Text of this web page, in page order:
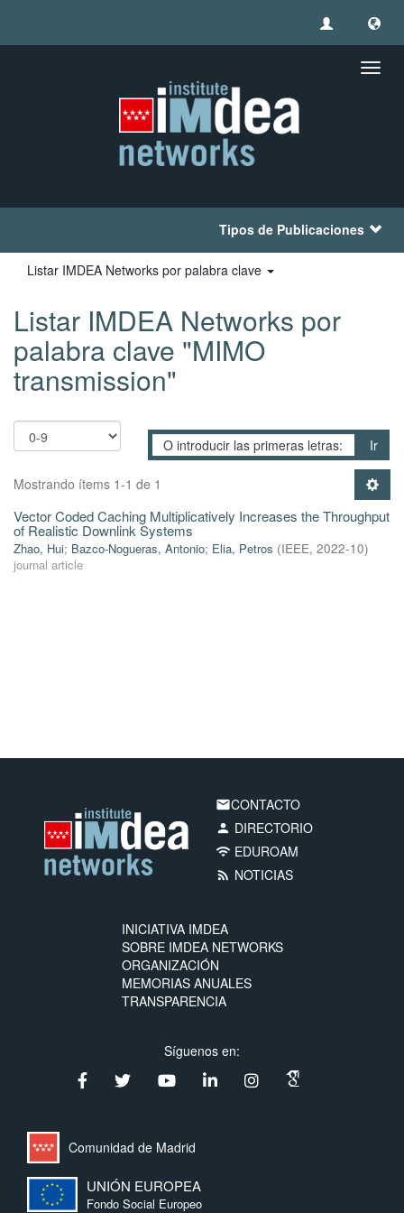
Tipos de Publicaciones
Listar IMDEA Networks por palabra clave
Listar IMDEA Networks por
palabra clave "MIMO
transmission"
Ir
Mostrando ítems 1-1 de 1
Vector Coded Caching Multiplicatively Increases the Throughput
of Realistic Downlink Systems
Zhao, Hui; Bazco-Nogueras, Antonio; Elia, Petros (IEEE, 2022-10)
journal article
emailCONTACTO
person DIRECTORIO
wifi EDUROAM
rss_feed NOTICIAS
INICIATIVA IMDEA
SOBRE IMDEA NETWORKS
ORGANIZACIÓN
MEMORIAS ANUALES
TRANSPARENCIA
Síguenos en:
Comunidad de Madrid
UNIÓN EUROPEA
Fondo Social Europeo